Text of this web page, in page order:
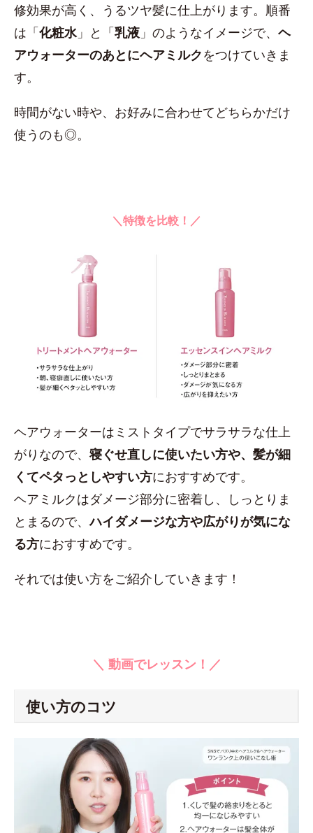
修効果が高く、うるツヤ髪に仕上がります。順番
は「化粧水」と「乳液 」のようなイメージで、 ヘ
アウォーターのあとにヘアミルクをつけていきま
す。
時間がない時や、お好みに合わせてどちらかだけ
使うのも◎。
＼特徴を比較！／
ヘアウォーターはミストタイプでサラサラな仕上
がりなので、寝ぐせ直しに使いたい方や、髪が細
くてペタっとしやすい方におすすめです。
ヘアミルクはダメージ部分に密着し、しっとりま
とまるので、ハイダメージな方や広がりが気にな
る方におすすめです。
それでは使い方をご紹介していきます！
＼ 動画でレッスン！／
使い方のコツ